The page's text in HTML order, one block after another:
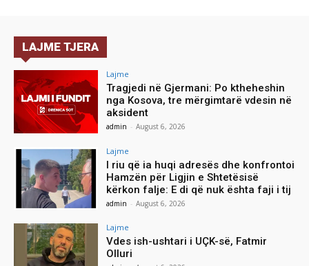
LAJME TJERA
Lajme
Tragjedi në Gjermani: Po ktheheshin
nga Kosova, tre mërgimtarë vdesin në
aksident
admin - August 6, 2026
Lajme
I riu që ia huqi adresës dhe konfrontoi
Hamzën për Ligjin e Shtetësisë
kërkon falje: E di që nuk ështa faji i tij
admin - August 6, 2026
Lajme
Vdes ish-ushtari i UÇK-së, Fatmir
Olluri